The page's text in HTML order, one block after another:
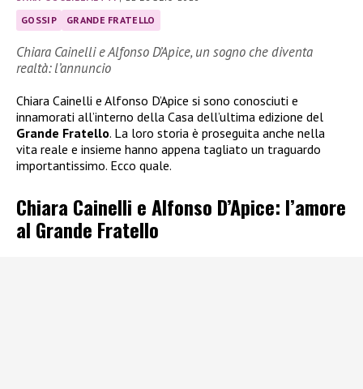
GOSSIP GRANDE FRATELLO
Chiara Cainelli e Alfonso D’Apice, un sogno che diventa
realtà: l’annuncio
Chiara Cainelli e Alfonso D’Apice si sono conosciuti e
innamorati all’interno della Casa dell’ultima edizione del
Grande Fratello. La loro storia è proseguita anche nella
vita reale e insieme hanno appena tagliato un traguardo
importantissimo. Ecco quale.
Chiara Cainelli e Alfonso D’Apice: l’amore
al Grande Fratello